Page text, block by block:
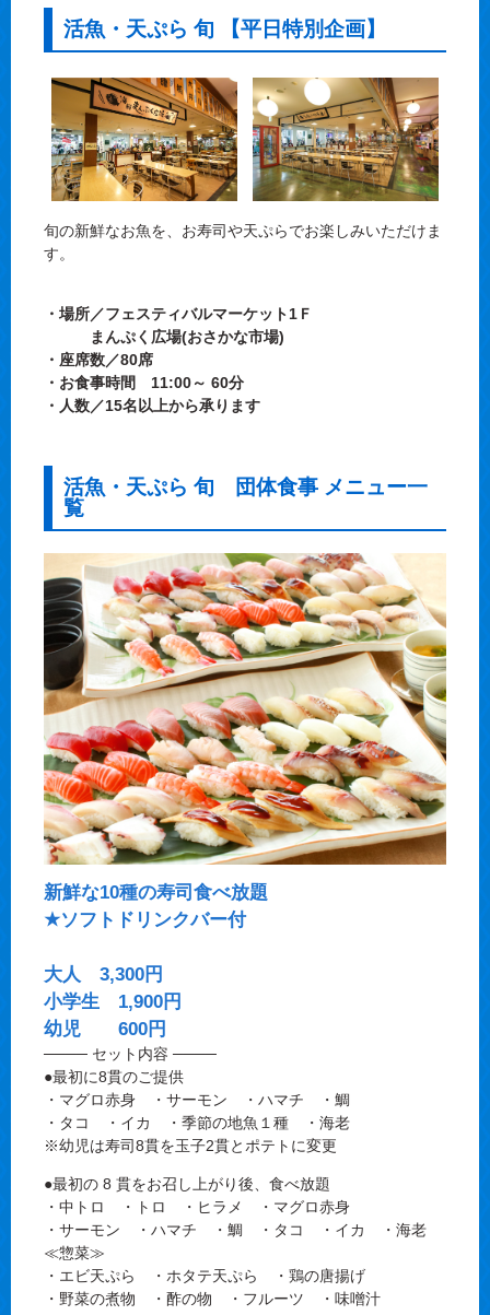
活魚・天ぷら 旬 【平日特別企画】
旬の新鮮なお魚を、お寿司や天ぷらでお楽しみいただけま
す。
・場所／フェスティバルマーケット1Ｆ
まんぷく広場(おさかな市場)
・座席数／80席
・お食事時間 11:00～ 60分
・人数／15名以上から承ります
活魚・天ぷら 旬 団体食事 メニュー一
覧
新鮮な10種の寿司食べ放題
★ソフトドリンクバー付
大人 3,300円
小学生 1,900円
幼児 600円
──── セット内容 ────
●最初に8貫のご提供
・マグロ赤身 ・サーモン ・ハマチ ・鯛
・タコ ・イカ ・季節の地魚１種 ・海老
※幼児は寿司8貫を玉子2貫とポテトに変更
●最初の 8 貫をお召し上がり後、食べ放題
・中トロ ・トロ ・ヒラメ ・マグロ赤身
・サーモン ・ハマチ ・鯛 ・タコ ・イカ ・海老
≪惣菜≫
・エビ天ぷら ・ホタテ天ぷら ・鶏の唐揚げ
・野菜の煮物 ・酢の物 ・フルーツ ・味噌汁